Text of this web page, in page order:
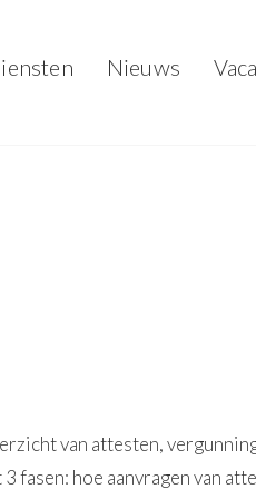
Nieuws
van attesten,
fasen: hoe aanvragen van